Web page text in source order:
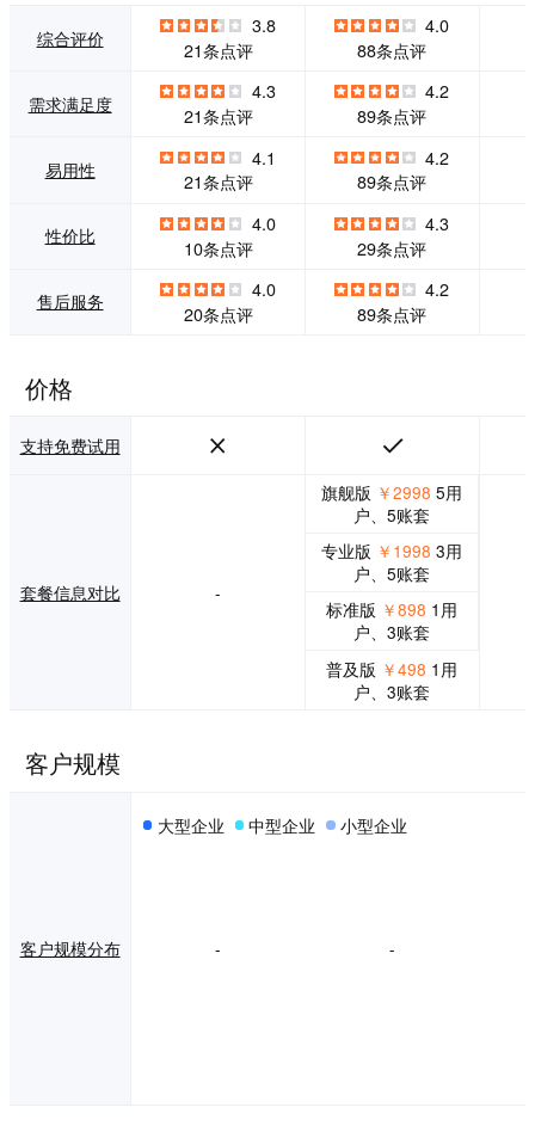
础上不断革新升
级，为中小企业解
决全生命周期财税
服务需求。</p>
综合评价
3.8
21条点评
4.0
88条点评
需求满足度
4.3
21条点评
4.2
89条点评
易用性
4.1
21条点评
4.2
89条点评
性价比
4.0
10条点评
4.3
29条点评
售后服务
4.0
20条点评
4.2
89条点评
价格
支持免费试用
套餐信息对比 -
旗舰版 ￥2998 5用
户、5账套
专业版 ￥1998 3用
户、5账套
标准版 ￥898 1用
户、3账套
普及版 ￥498 1用
户、3账套
客户规模
客户规模分布
大型企业 中型企业 小型企业
- -